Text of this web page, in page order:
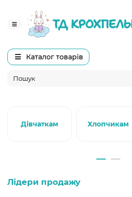
Каталог товарів
Дівчаткам Хлопчикам
Лідери продажу